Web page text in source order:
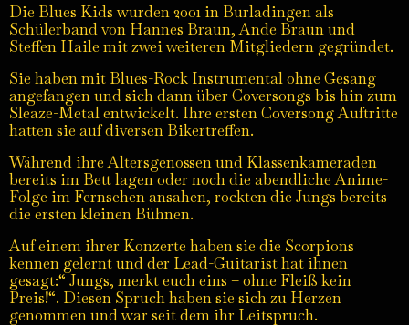
Die Blues Kids wurden 2001 in Burladingen als
Schülerband von Hannes Braun, Ande Braun und
Steffen Haile mit zwei weiteren Mitgliedern gegründet.
Sie haben mit Blues-Rock Instrumental ohne Gesang
angefangen und sich dann über Coversongs bis hin zum
Sleaze-Metal entwickelt. Ihre ersten Coversong Auftritte
hatten sie auf diversen Bikertreffen.
Während ihre Altersgenossen und Klassenkameraden
bereits im Bett lagen oder noch die abendliche Anime-
Folge im Fernsehen ansahen, rockten die Jungs bereits
die ersten kleinen Bühnen.
Auf einem ihrer Konzerte haben sie die Scorpions
kennen gelernt und der Lead-Guitarist hat ihnen
gesagt:“ Jungs, merkt euch eins – ohne Fleiß kein
Preis!“. Diesen Spruch haben sie sich zu Herzen
genommen und war seit dem ihr Leitspruch.